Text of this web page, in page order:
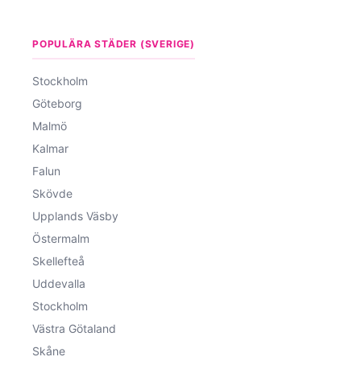
POPULÄRA STÄDER (SVERIGE)
Stockholm
Göteborg
Malmö
Kalmar
Falun
Skövde
Upplands Väsby
Östermalm
Skellefteå
Uddevalla
Stockholm
Västra Götaland
Skåne